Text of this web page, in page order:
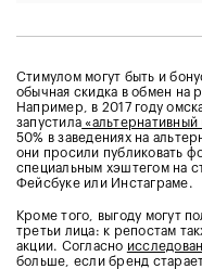
Стимулом могут быть и
обычная скидка в обмен на
Например, в 2017 году
запустила «альтернативный
50% в заведениях на
они просили публиковать
специальным хэштегом на
Фейсбуке или Инстаграме.
Кроме того, выгоду могут
третьи лица: к репостам
акции. Согласно
больше, если бренд